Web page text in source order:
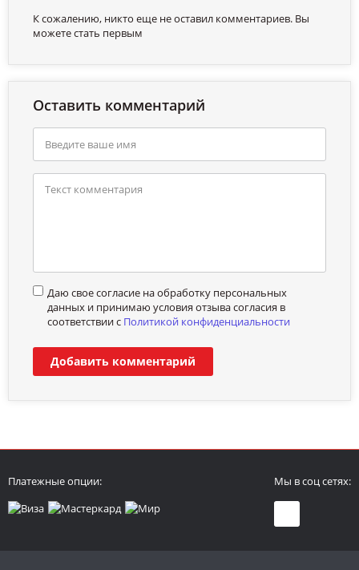
К сожалению, никто еще не оставил комментариев. Вы
можете стать первым
Оставить комментарий
Даю свое согласие на обработку персональных
данных и принимаю условия отзыва согласия в
соответствии с Политикой конфиденциальности
Добавить комментарий
Платежные опции: Мы в соц сетях: